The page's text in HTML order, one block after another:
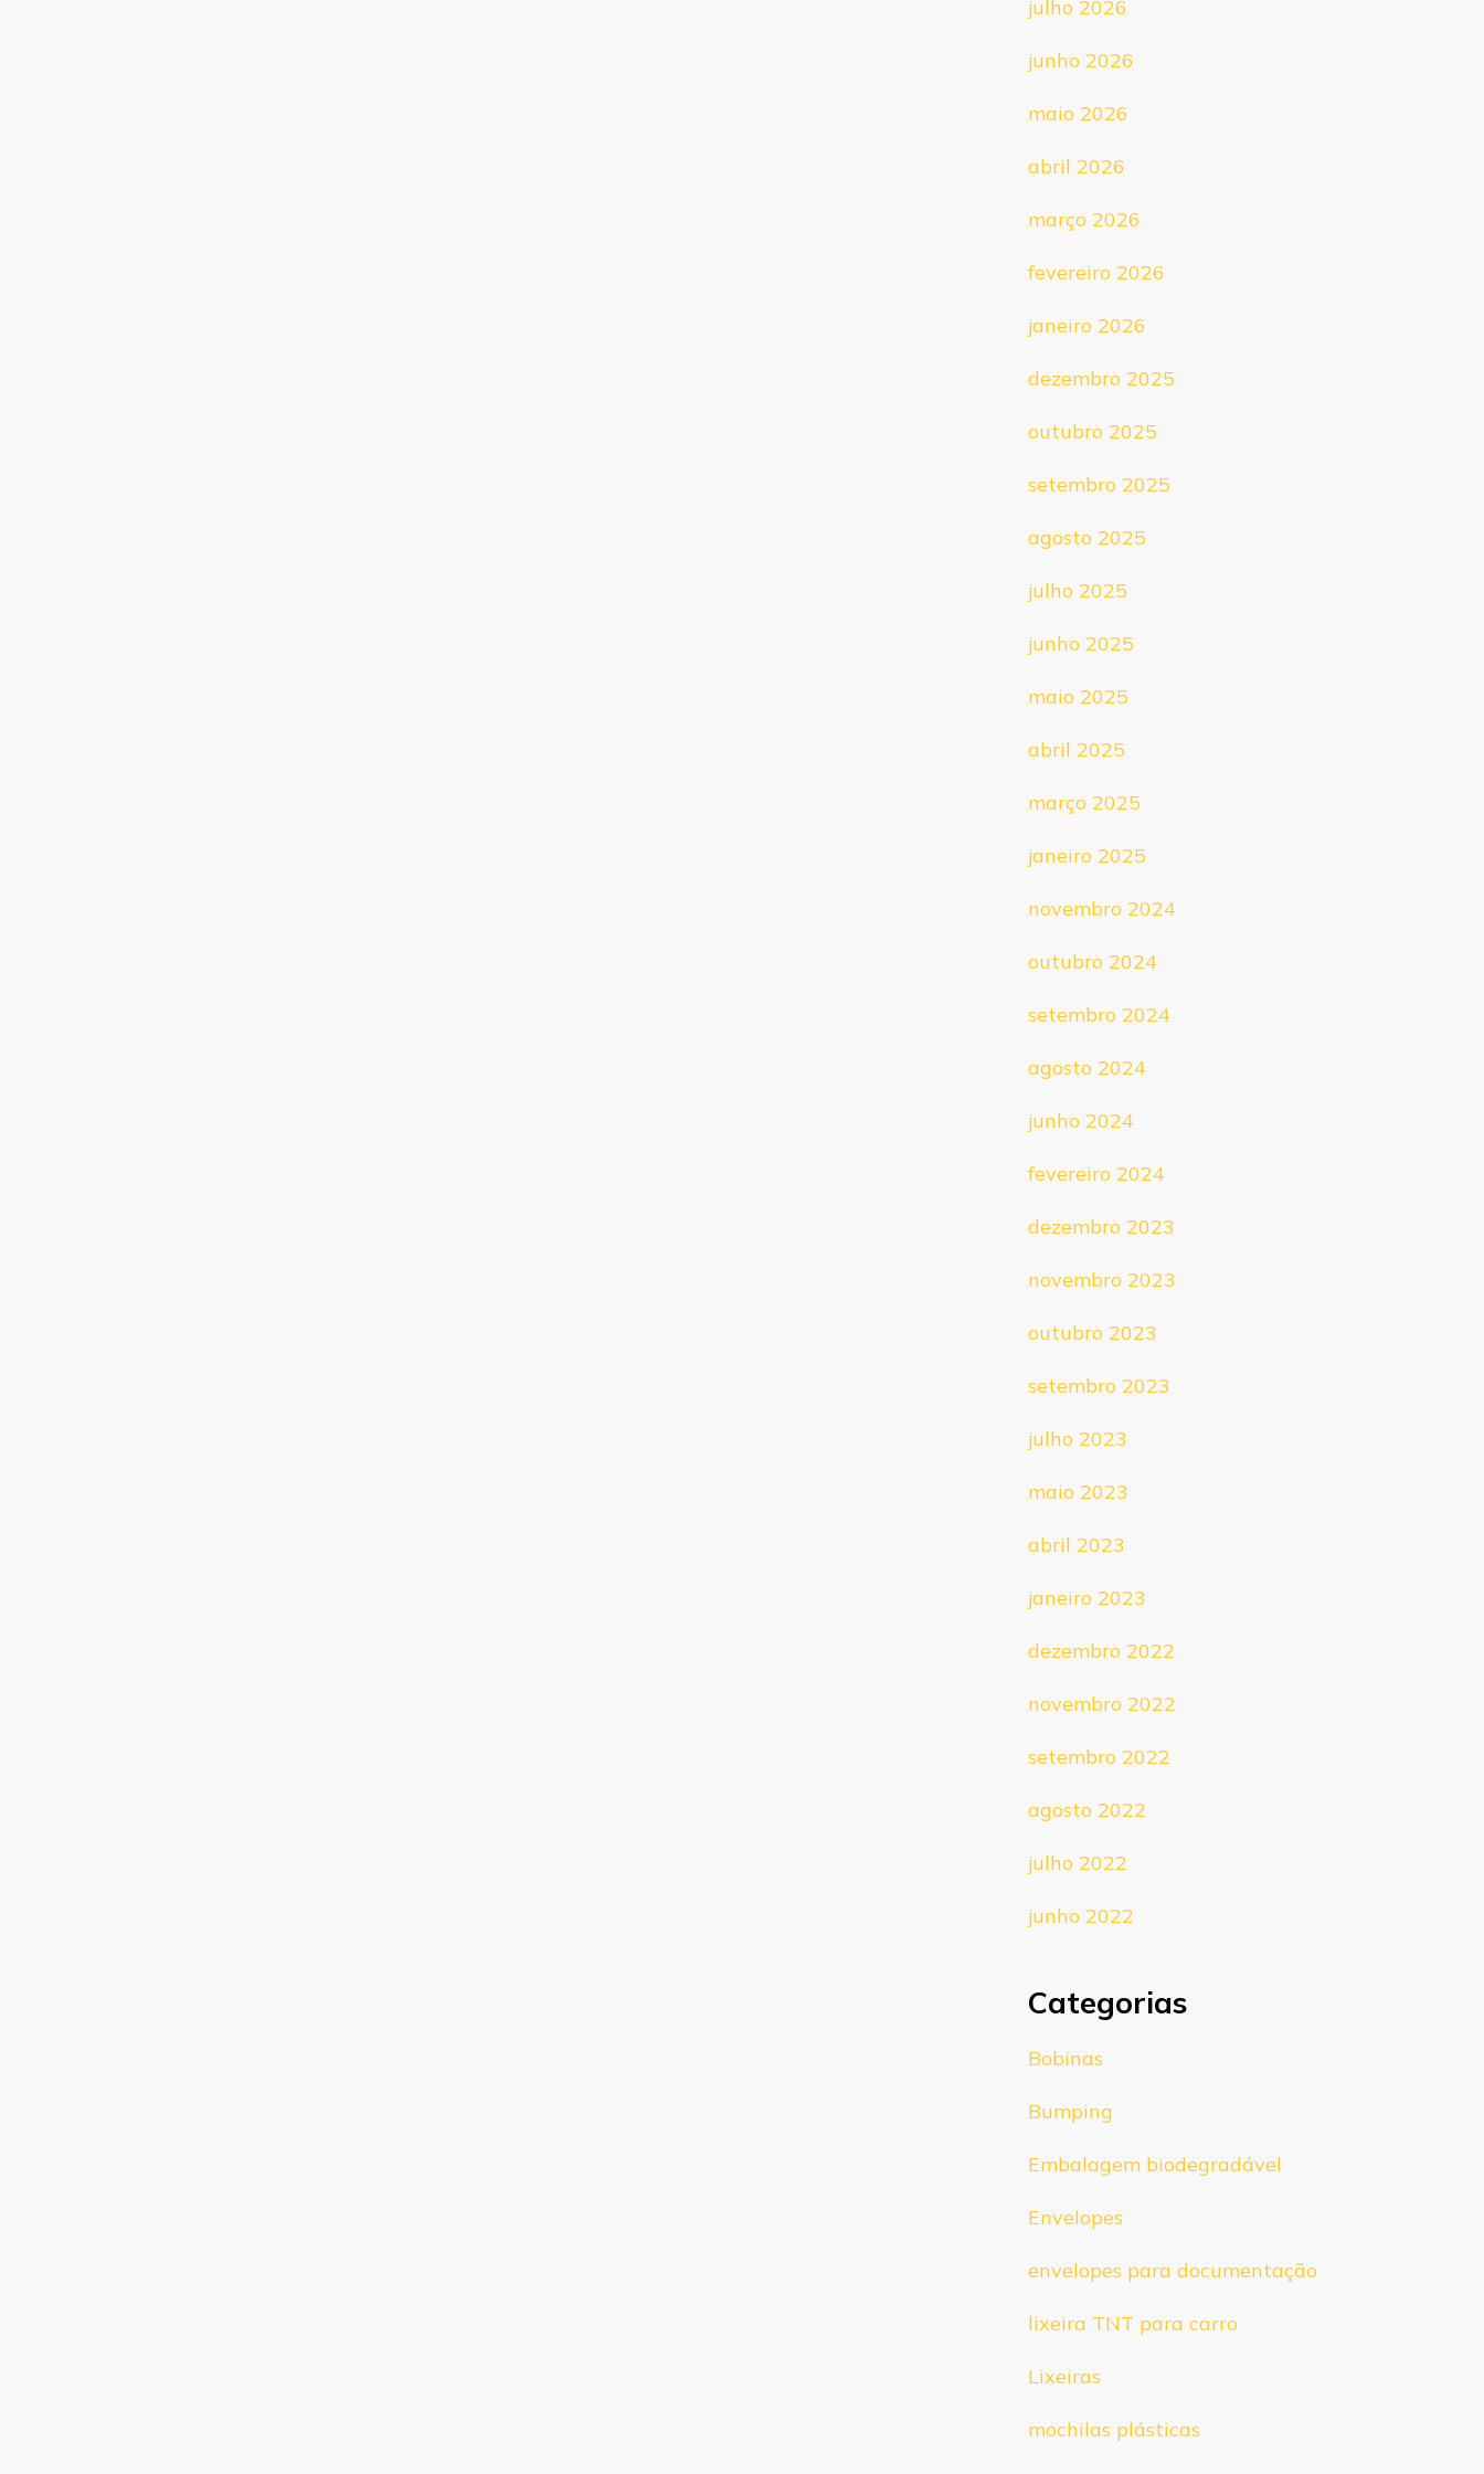
julho 2026
junho 2026
maio 2026
abril 2026
março 2026
fevereiro 2026
janeiro 2026
dezembro 2025
outubro 2025
setembro 2025
agosto 2025
julho 2025
junho 2025
maio 2025
abril 2025
março 2025
janeiro 2025
novembro 2024
outubro 2024
setembro 2024
agosto 2024
junho 2024
fevereiro 2024
dezembro 2023
novembro 2023
outubro 2023
setembro 2023
julho 2023
maio 2023
abril 2023
janeiro 2023
dezembro 2022
novembro 2022
setembro 2022
agosto 2022
julho 2022
junho 2022
Categorias
Bobinas
Bumping
Embalagem biodegradável
Envelopes
envelopes para documentação
lixeira TNT para carro
Lixeiras
mochilas plásticas